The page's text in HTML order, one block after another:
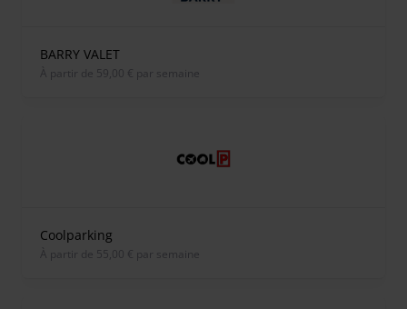
BARRY VALET
À partir de 59,00 € par semaine
Coolparking
À partir de 55,00 € par semaine